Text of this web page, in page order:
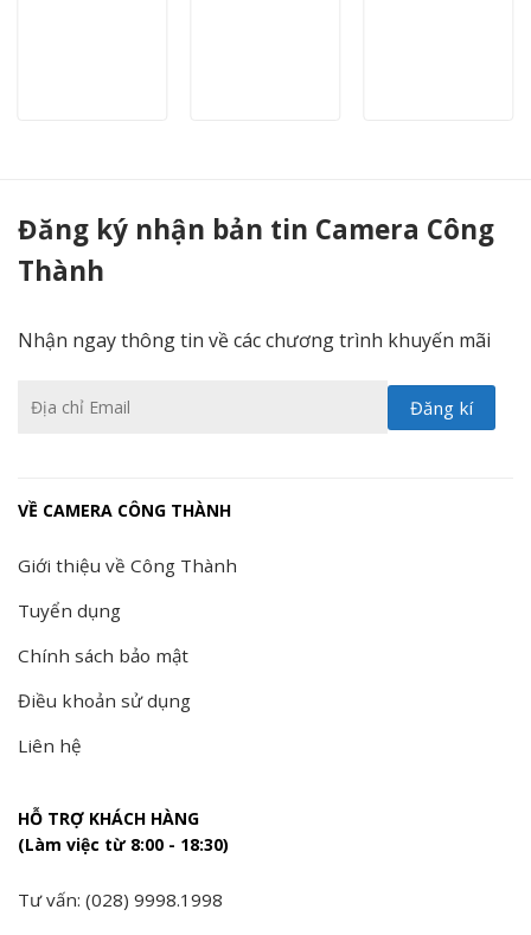
Đăng ký nhận bản tin Camera Công
Thành
Nhận ngay thông tin về các chương trình khuyến mãi
VỀ CAMERA CÔNG THÀNH
Giới thiệu về Công Thành
Tuyển dụng
Chính sách bảo mật
Điều khoản sử dụng
Liên hệ
HỖ TRỢ KHÁCH HÀNG
(Làm việc từ 8:00 - 18:30)
Tư vấn: (028) 9998.1998